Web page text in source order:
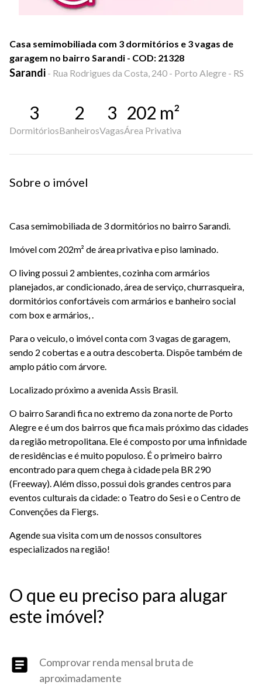
Casa semimobiliada com 3 dormitórios e 3 vagas de
garagem no bairro Sarandi - COD: 21328
Sarandi - Rua Rodrigues da Costa, 240 - Porto Alegre - RS
3
Dormitórios
2
Banheiros
3
Vagas
202 m²
Área Privativa
Sobre o imóvel
Casa semimobiliada de 3 dormitórios no bairro Sarandi.
Imóvel com 202m² de área privativa e piso laminado.
O living possui 2 ambientes, cozinha com armários
planejados, ar condicionado, área de serviço, churrasqueira,
dormitórios confortáveis com armários e banheiro social
com box e armários, .
Para o veiculo, o imóvel conta com 3 vagas de garagem,
sendo 2 cobertas e a outra descoberta. Dispõe também de
amplo pátio com árvore.
Localizado próximo a avenida Assis Brasil.
O bairro Sarandi fica no extremo da zona norte de Porto
Alegre e é um dos bairros que fica mais próximo das cidades
da região metropolitana. Ele é composto por uma infinidade
de residências e é muito populoso. É o primeiro bairro
encontrado para quem chega à cidade pela BR 290
(Freeway). Além disso, possui dois grandes centros para
eventos culturais da cidade: o Teatro do Sesi e o Centro de
Convenções da Fiergs.
Agende sua visita com um de nossos consultores
especializados na região!
O que eu preciso para alugar
este imóvel?
Comprovar renda mensal bruta de
aproximadamente